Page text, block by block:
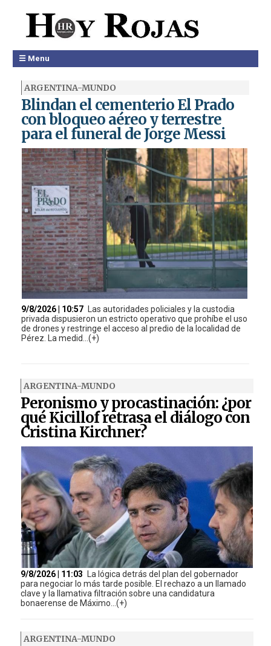
☰ Menu
ARGENTINA-MUNDO
Blindan el cementerio El Prado
con bloqueo aéreo y terrestre
para el funeral de Jorge Messi
9/8/2026 | 10:57
Las autoridades policiales y la custodia
privada dispusieron un estricto operativo que prohíbe el uso
de drones y restringe el acceso al predio de la localidad de
Pérez. La medid...(+)
ARGENTINA-MUNDO
Peronismo y procastinación: ¿por
qué Kicillof retrasa el diálogo con
Cristina Kirchner?
9/8/2026 | 11:03
La lógica detrás del plan del gobernador
para negociar lo más tarde posible. El rechazo a un llamado
clave y la llamativa filtración sobre una candidatura
bonaerense de Máximo...(+)
ARGENTINA-MUNDO